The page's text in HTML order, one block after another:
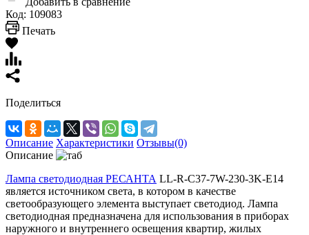
Код: 109083
Печать
Поделиться
Описание Характеристики Отзывы(0)
Описание
Лампа светодиодная РЕСАНТА LL-R-C37-7W-230-3K-E14
является источником света, в котором в качестве
светообразующего элемента выступает светодиод. Лампа
светодиодная предназначена для использования в приборах
наружного и внутреннего освещения квартир, жилых